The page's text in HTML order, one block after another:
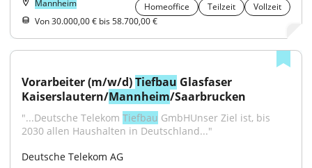
Mannheim Homeoffice Teilzeit
Vollzeit
Von 30.000,00 € bis 58.700,00 €
Vorarbeiter (m/w/d) Tiefbau Glasfaser
Kaiserslautern/Mannheim/Saarbrucken
"...Deutsche Telekom Tiefbau GmbHUnser Ziel ist, bis
2030 allen Haushalten in Deutschland..."
Deutsche Telekom AG